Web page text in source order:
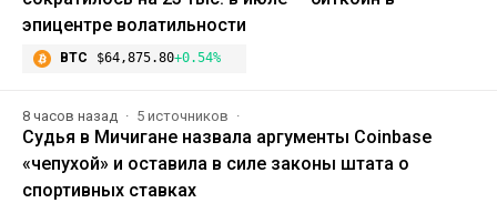
эпицентре волатильности
BTC $64,875.80+0.54%
8 часов назад 5 источников
Судья в Мичигане назвала аргументы Coinbase
«чепухой» и оставила в силе законы штата о
спортивных ставках